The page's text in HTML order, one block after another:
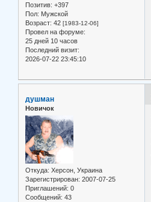
Позитив: +397
Пол: Мужской
Возраст: 42 [1983-12-06]
Провел на форуме:
25 дней 10 часов
Последний визит:
2026-07-22 23:45:10
душман
Новичок
Откуда: Херсон, Украина
Зарегистрирован: 2007-07-25
Приглашений: 0
Сообщений: 43